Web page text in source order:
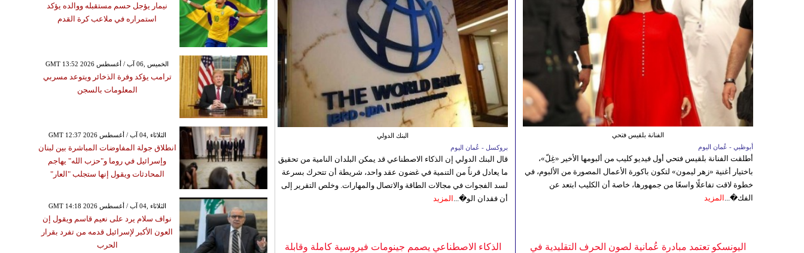
البنك الدولي
بروكسل - عُمان اليوم
قال البنك الدولي إن الذكاء الاصطناعي قد يمكن البلدان النامية من تحقيق
ما يعادل قرناً من التنمية في غضون عقد واحد، شريطة أن تتحرك بسرعة
لسد الفجوات في مجالات الطاقة والاتصال والمهارات. وخلص التقرير إلى
أن فقدان الو�... المزيد
الفنانة بلقيس فتحي
أبوظبي - عُمان اليوم
أطلقت الفنانة بلقيس فتحي أول فيديو كليب من ألبومها الأخير «غِلّ»،
باختيار أغنية «زهر ليمون» لتكون باكورة الأعمال المصورة من الألبوم، في
خطوة لاقت تفاعلًا واسعًا من جمهورها، خاصة أن الكليب ابتعد عن
الفك�... المزيد
الذكاء الاصطناعي يصمم جينومات فيروسية كاملة وقابلة
اليونسكو تعتمد مبادرة عُمانية لصون الحرف التقليدية في
نيمار يؤجل حسم مستقبله ووالده يؤكد
استمراره في ملاعب كرة القدم
GMT 13:52 2026 الخميس ,06 آب / أغسطس
ترامب يؤكد وفرة الذخائر ويتوعد مسربي
المعلومات بالسجن
GMT 12:37 2026 الثلاثاء ,04 آب / أغسطس
انطلاق جولة المفاوضات المباشرة بين لبنان
وإسرائيل في روما و"حزب الله" يهاجم
المحادثات ويقول إنها ستجلب "العار"
GMT 14:18 2026 الثلاثاء ,04 آب / أغسطس
نواف سلام يرد على نعيم قاسم ويقول إن
العون الأكبر لإسرائيل قدمه من تفرد بقرار
الحرب